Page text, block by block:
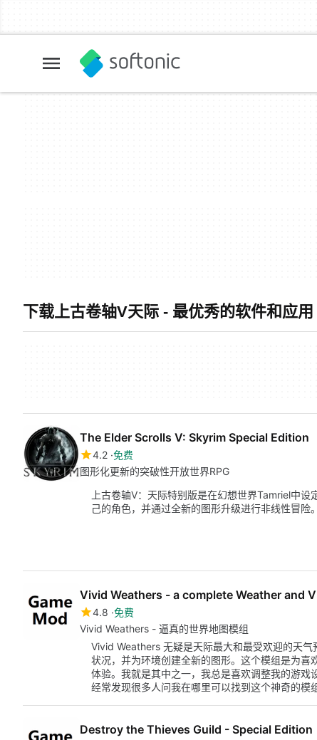
下载上古卷轴V天际 - 最优秀的软件和应用
The Elder Scrolls V: Skyrim Special Edition
4.2 免费
图形化更新的突破性开放世界RPG
上古卷轴V：天际特别版是在幻想世界Tamriel中
己的角色，并通过全新的图形升级进行非线性冒险。
Vivid Weathers - a complete Weather and
4.8 免费
Vivid Weathers - 逼真的世界地图模组
Vivid Weathers 无疑是天际最大和最受欢迎的天
状况，并为环境创建全新的图形。这个模组是为
体验。我就是其中之一，我总是喜欢调整我的游
经常发现很多人问我在哪里可以找到这个神奇的模组
Destroy the Thieves Guild - Special Edition